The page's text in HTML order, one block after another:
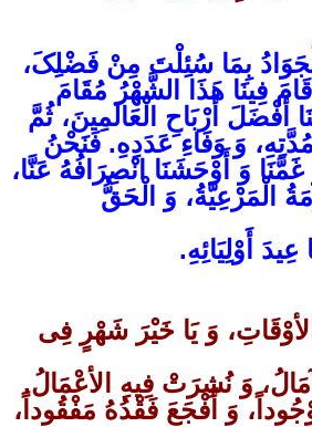
بِمَا سُئِلْتَ مِنْ فَضْلِکَ،
فِینَا هَذَا الشَّهْرُ مُقَامَ
أَفْضَلَ أَرْبَاحِ الْعَالَمِینَ، ثُمَّ
وَ وَفَاءِ عَدَدِهِ. فَنَحْنُ
وَ أَوْحَشَنَا انْصِرَافُهُ عَنَّا،
الْمَرْعِیَّةُ، وَ الْحَقُّ
أَوْلِیَائِهِ.
وَ یَا خَیْرَ شَهْرٍ فِی
وَ نُشِرَتْ فِیهِ الأعْمَالُ.
وَ أَفْجَعَ فَقْدُهُ مَفْقُوداً،